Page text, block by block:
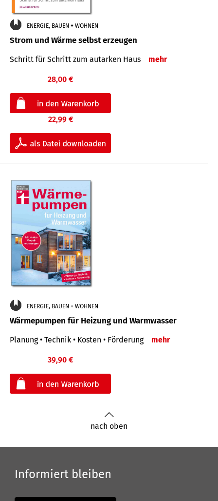
ENERGIE, BAUEN + WOHNEN
Strom und Wärme selbst erzeugen
Schritt für Schritt zum autarken Haus mehr
28,00 €
22,99 €
ENERGIE, BAUEN + WOHNEN
Wärmepumpen für Heizung und Warmwasser
Planung • Technik • Kosten • Förderung mehr
39,90 €
nach oben
Informiert bleiben